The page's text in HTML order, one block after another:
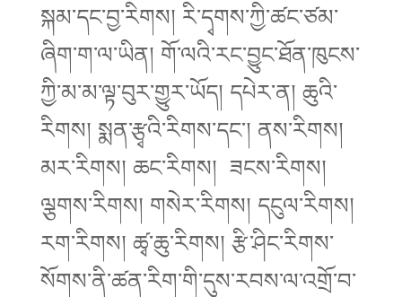
སྐམ་དང་བྱ་རིགས། རི་དྭགས་ཀྱི་ཚང་ཙམ་
ཞིག་ག་ལ་ཡིན། གོ་ལའི་རང་བྱུང་ཐོན་ཁུངས་
ཀྱི་མ་མ་ལྟ་བུར་གྱུར་ཡོད། དཔེར་ན། ཆུའི་
རིགས། སྨན་རྩྭའི་རིགས་དང་། ནས་རིགས།
མར་རིགས། ཆང་རིགས། ཟངས་རིགས།
ལྕགས་རིགས། གསེར་རིགས། དངུལ་རིགས།
རག་རིགས། ཚྭ་ཆུ་རིགས། རྩི་ཤིང་རིགས་
སོགས་ནི་ཚན་རིག་གི་དུས་རབས་ལ་འགྲོ་བ་